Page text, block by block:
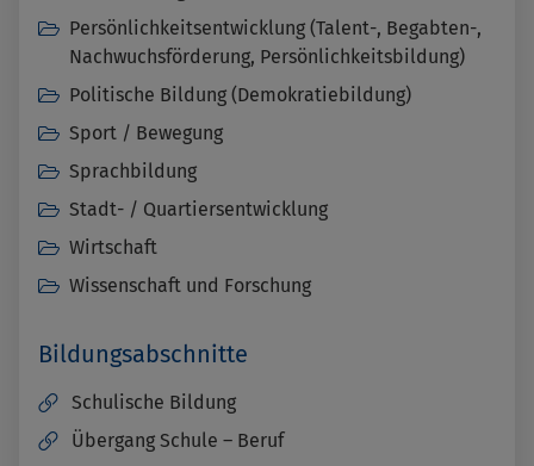
Persönlichkeitsentwicklung (Talent-, Begabten-,
Nachwuchsförderung, Persönlichkeitsbildung)
Politische Bildung (Demokratiebildung)
Sport / Bewegung
Sprachbildung
Stadt- / Quartiersentwicklung
Wirtschaft
Wissenschaft und Forschung
Bildungsabschnitte
Schulische Bildung
Übergang Schule – Beruf